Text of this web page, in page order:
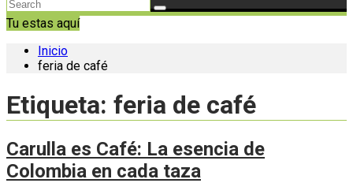
Tu estas aquí
Inicio
feria de café
Etiqueta: feria de café
Carulla es Café: La esencia de
Colombia en cada taza